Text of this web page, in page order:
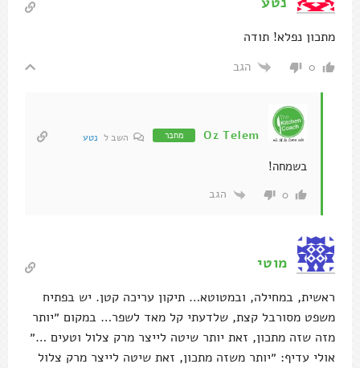
מתכון נפלא! תודה
0 הגב
Oz Telem מחבר השב ל נטע
בשמחה!
0 הגב
מוטי
ראשית, במחילה, ובמטוטא… תיקון עריכה קטן. יש בפתיח
משפט מסורבל קצת, שלדעתי קל מאד לשפר… במקום ״יותר
מזה שזה מתכון, זאת יותר שיטה לייצר מרק צלול וטעים …״
אולי עדיף: ״יותר משזה מתכון, זאת שיטה לייצר מרק צלול